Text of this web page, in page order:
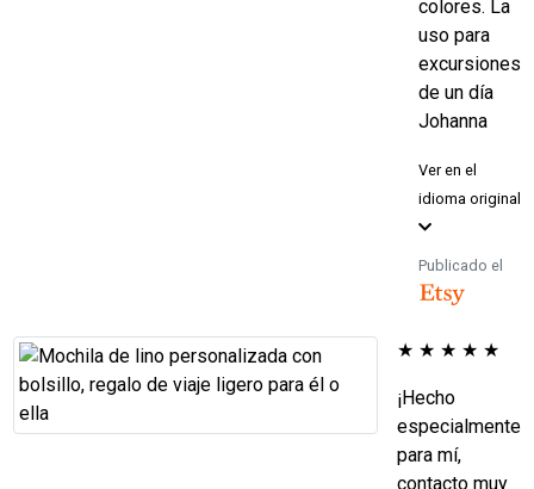
colores. La
uso para
excursiones
de un día
Johanna
Ver en el
idioma original
Publicado el
★ ★ ★ ★ ★
¡Hecho
especialmente
para mí,
contacto muy